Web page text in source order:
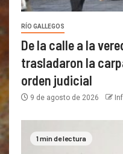
RÍO GALLEGOS
De la calle a la
trasladaron la
orden judicial
9 de agosto de 2026
1 min de lectura